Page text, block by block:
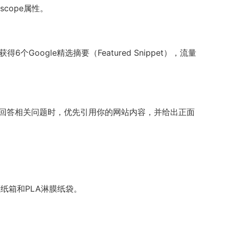
属性。
得6个Google精选摘要（Featured Snippet），流量
相关问题时，优先引用你的网站内容，并给出正面
箱和PLA淋膜纸袋。